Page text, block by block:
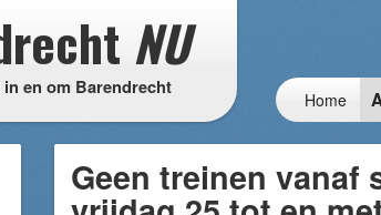
NU
en om Barendrecht
Home
Geen treinen vanaf